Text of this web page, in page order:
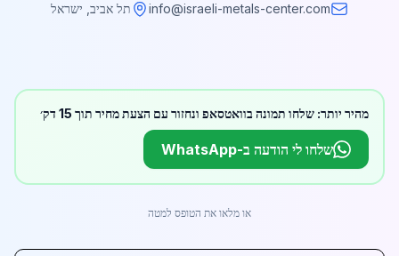
info@israeli-metals-center.com תל אביב, ישראל
מהיר יותר: שלחו תמונה בוואטסאפ ונחזור עם הצעת מחיר תוך 15 דק׳
שלחו לי הודעה ב-WhatsApp
או מלאו את הטופס למטה